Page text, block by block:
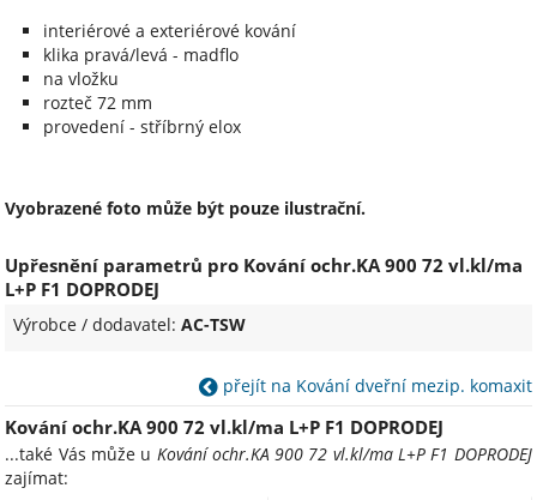
interiérové a exteriérové kování
klika pravá/levá - madflo
na vložku
rozteč 72 mm
provedení - stříbrný elox
Vyobrazené foto může být pouze ilustrační.
Upřesnění parametrů pro Kování ochr.KA 900 72 vl.kl/ma
L+P F1 DOPRODEJ
Výrobce / dodavatel:AC-TSW
přejít na Kování dveřní mezip. komaxit
Kování ochr.KA 900 72 vl.kl/ma L+P F1 DOPRODEJ
...také Vás může u Kování ochr.KA 900 72 vl.kl/ma L+P F1 DOPRODEJ
zajímat: